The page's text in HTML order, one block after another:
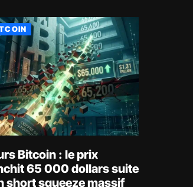
Bitcoin : le prix
65 000 dollars suite
short squeeze massif